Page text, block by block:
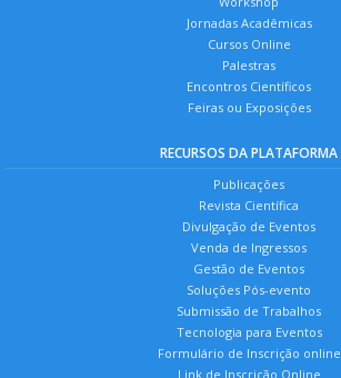
Jornadas Acadêmicas
Cursos Online
Palestras
Encontros Científicos
Feiras ou Exposições
RECURSOS DA PLATAFORMA
Publicações
Revista Científica
Divulgação de Eventos
Venda de Ingressos
Gestão de Eventos
Soluções Pós-evento
Submissão de Trabalhos
Tecnologia para Eventos
Formulário de Inscrição online
Link de Inscrição Online